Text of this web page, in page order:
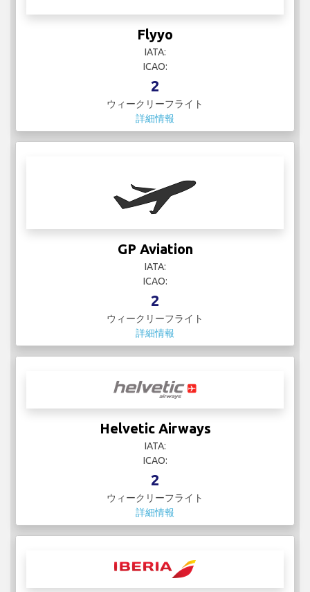
Flyyo
IATA:
ICAO:
2
ウィークリーフライト
詳細情報
GP Aviation
IATA:
ICAO:
2
ウィークリーフライト
詳細情報
Helvetic Airways
IATA:
ICAO:
2
ウィークリーフライト
詳細情報